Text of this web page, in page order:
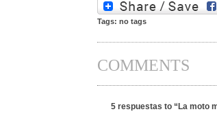
Tags: no tags
COMMENTS
5 respuestas to “La moto